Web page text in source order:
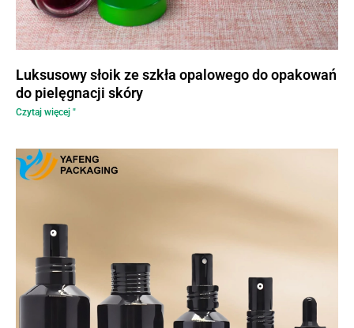
Luksusowy słoik ze szkła opalowego do opakowań
do pielęgnacji skóry
Czytaj więcej "